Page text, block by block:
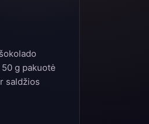
g pakuotė
saldžios